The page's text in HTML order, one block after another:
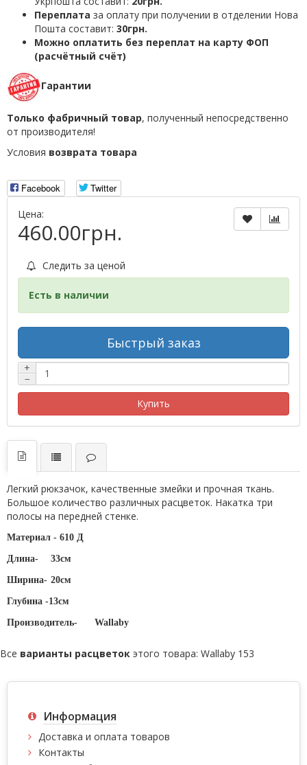
Переплата за оплату при получении в отделении Нова
Пошта составит: 30грн.
Можно оплатить без переплат на карту ФОП
(расчётный счёт)
Гарантии
Только фабричный товар, полученный непосредственно
от производителя!
Условия возврата товара
Facebook
Twitter
Цена:
460.00грн.
Следить за ценой
Есть в наличии
Быстрый заказ
+
−
Купить
Легкий рюкзачок, качественные змейки и прочная ткань.
Большое количество различных расцветок. Накатка три
полосы на передней стенке.
Материал - 610 Д
Длина- 33см
Ширина- 20см
Глубина -13см
Производитель- Wallaby
Все варианты расцветок этого товара: Wallaby 153
Информация
Доставка и оплата товаров
Контакты